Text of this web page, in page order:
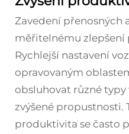
Zavedení přenosných
měřitelnému
Rychlejší nastavení
opravovaným
obsluhovat různé
zvýšené propustnosti.
produktivita se často